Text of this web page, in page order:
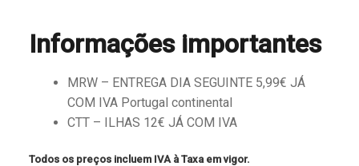
Informações importantes
MRW – ENTREGA DIA SEGUINTE 5,99€ JÁ
COM IVA Portugal continental
CTT – ILHAS 12€ JÁ COM IVA
Todos os preços incluem IVA à Taxa em vigor.